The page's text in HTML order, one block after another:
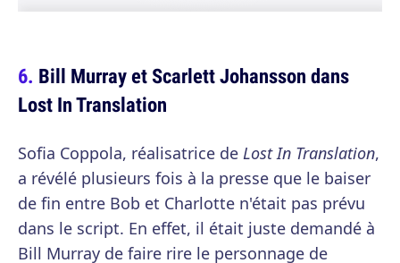
Bill Murray et Scarlett Johansson dans
Lost In Translation
Sofia Coppola, réalisatrice de Lost In Translation,
a révélé plusieurs fois à la presse que le baiser
de fin entre Bob et Charlotte n'était pas prévu
dans le script. En effet, il était juste demandé à
Bill Murray de faire rire le personnage de